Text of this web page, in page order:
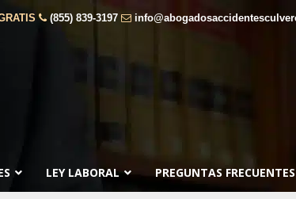
(855) 839-3197
LEY LABORAL PREGUNTAS FRECUENTES